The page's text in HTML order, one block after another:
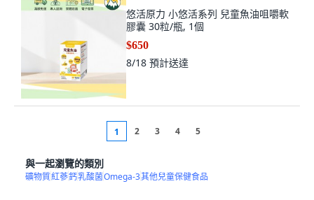
悠活原力 小悠活系列 兒童魚油咀嚼軟
膠囊 30粒/瓶, 1個
$650
8/18 預計送達
1 2 3 4 5
與一起瀏覽的類別
礦物質紅蔘鈣乳酸菌Omega-3其他兒童保健食品